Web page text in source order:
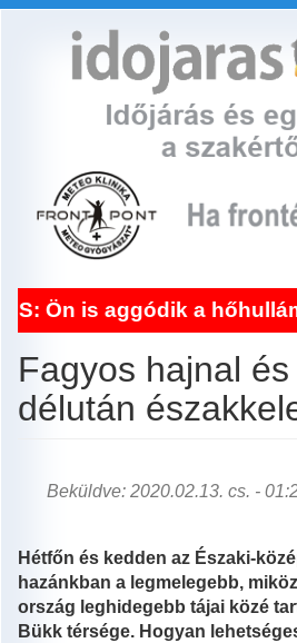
a hőhullám miatt!
Fagyos hajnal
délután
Beküldve: 2020.02.13. cs. -
Hétfőn és kedden az Északi-
hazánkban a legmelegebb,
ország leghidegebb tájai közé
Bükk térsége. Hogyan